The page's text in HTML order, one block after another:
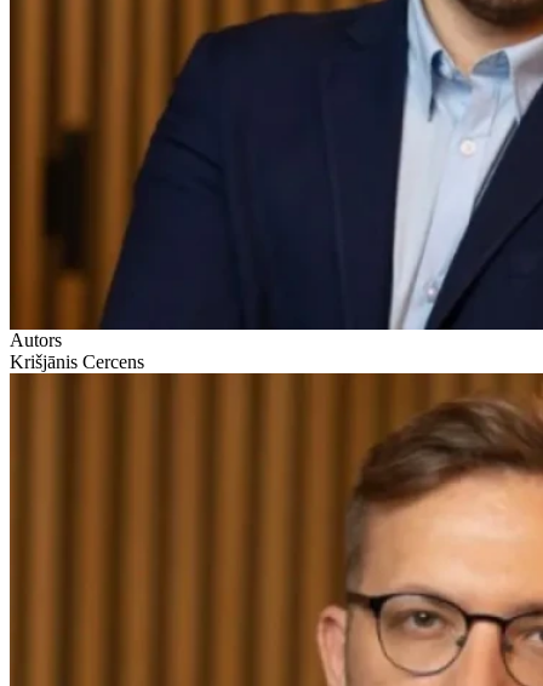
Autors
Krišjānis Cercens